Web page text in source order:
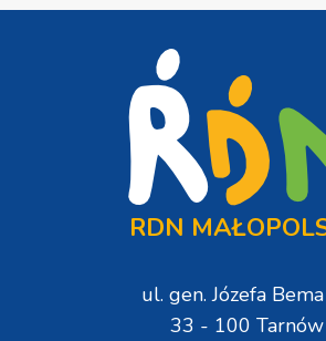
RDN
ul. gen. Józefa
33 - 100 Tarnów